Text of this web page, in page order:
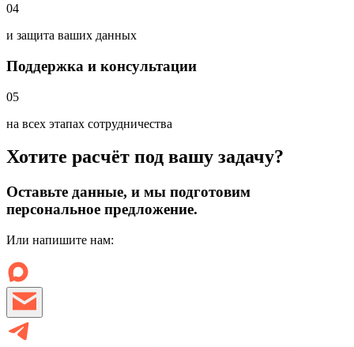
04
и защита ваших данных
Поддержка и консультации
05
на всех этапах сотрудничества
Хотите расчёт под вашу задачу?
Оставьте данные, и мы подготовим
персональное предложение.
Или напишите нам: